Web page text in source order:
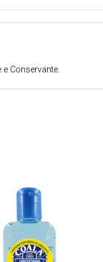
Conservante.